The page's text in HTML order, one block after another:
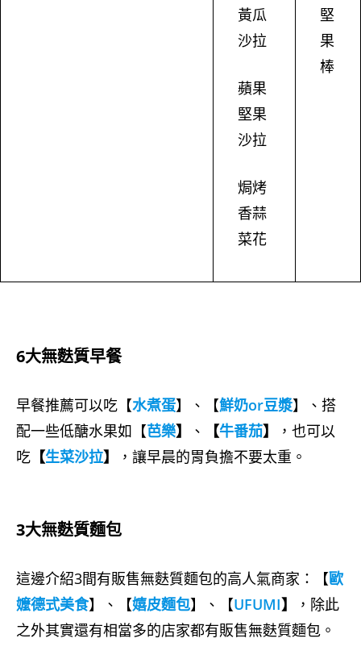
黃瓜
沙拉
蘋果
堅果
沙拉
焗烤
香蒜
菜花
堅
果
棒
6大無麩質早餐
早餐推薦可以吃【水煮蛋】、【鮮奶or豆漿】、搭
配一些低醣水果如【芭樂】 、 【牛番茄】
，也可以
吃 【生菜沙拉】 ，讓早晨的胃負擔不要太重。
3大無麩質麵包
這邊介紹3間有販售無麩質麵包的高人氣商家：【歐
嬤德式美食】、【嬉皮麵包】、【UFUMI】
，除此
之外其實還有相當多的店家都有販售無麩質麵包。